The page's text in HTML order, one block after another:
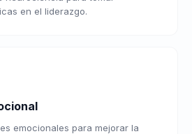
en el liderazgo.
emocionales para mejorar la